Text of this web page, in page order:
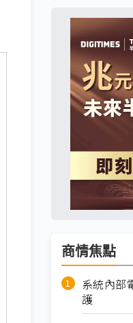
商情焦點
系統內部
護